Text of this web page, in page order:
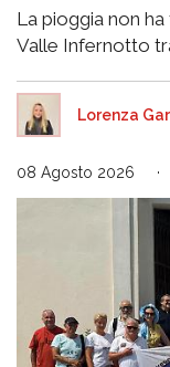
La pioggia non
Valle Infernotto
Lorenza
08 Agosto 2026